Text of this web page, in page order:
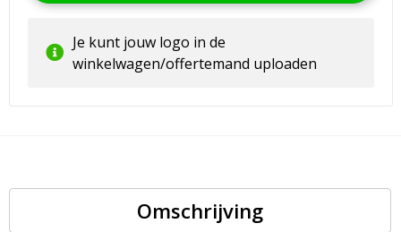
Je kunt jouw logo in de
winkelwagen/offertemand uploaden
Omschrijving